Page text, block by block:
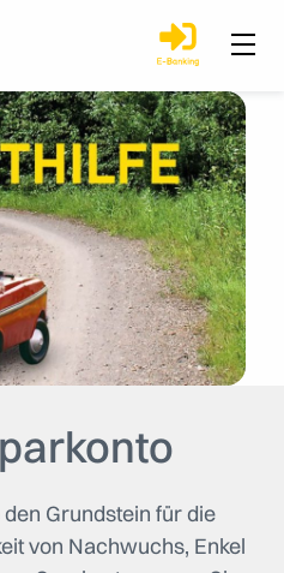
Grundstein für die
von Nachwuchs, Enkel